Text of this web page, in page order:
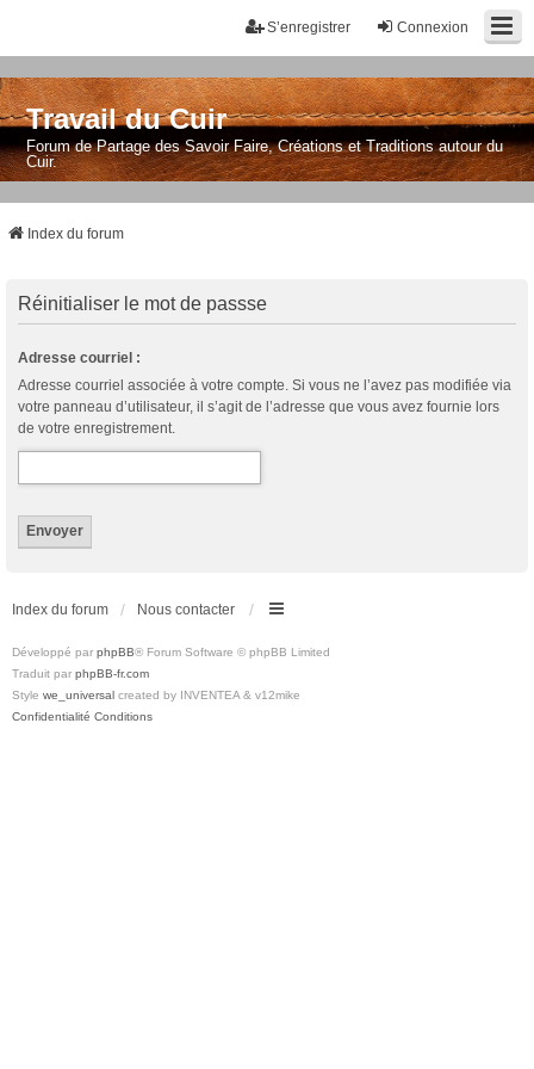
Connexion
S’enregistrer
Travail du Cuir
Forum de Partage des Savoir Faire, Créations et Traditions autour du
Cuir.
Index du forum
Réinitialiser le mot de passse
Adresse courriel :
Adresse courriel associée à votre compte. Si vous ne l’avez pas modifiée via
votre panneau d’utilisateur, il s’agit de l’adresse que vous avez fournie lors
de votre enregistrement.
Index du forum Nous contacter
Développé par phpBB® Forum Software © phpBB Limited
Traduit par phpBB-fr.com
Style we_universal created by INVENTEA & v12mike
Confidentialité Conditions